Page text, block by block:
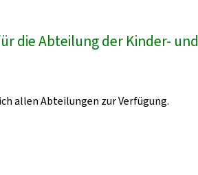
die Abteilung der Kinder- und
allen Abteilungen zur Verfügung.